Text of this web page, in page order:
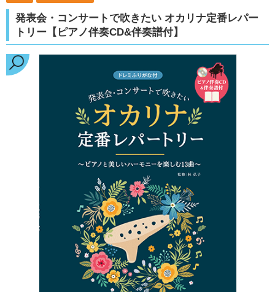
発表会・コンサートで吹きたい オカリナ定番レパー
トリー【ピアノ伴奏CD&伴奏譜付】